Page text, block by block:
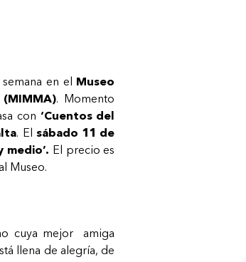
en el Museo
. Momento
con ‘Cuentos del
. El sábado 11 de
medio’. El precio es
Museo.
cuya mejor amiga
llena de alegría, de